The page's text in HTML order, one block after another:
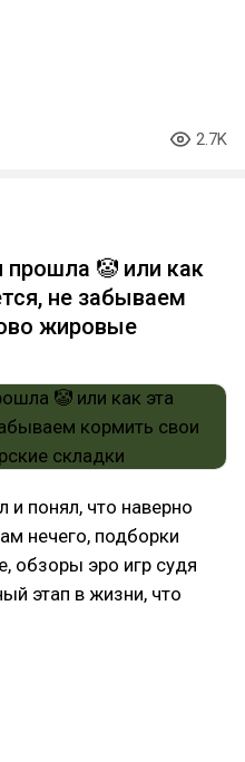
2.7K
🤡 или как
не забываем
жировые
и понял, что наверно
нечего, подборки
обзоры эро игр судя
этап в жизни, что